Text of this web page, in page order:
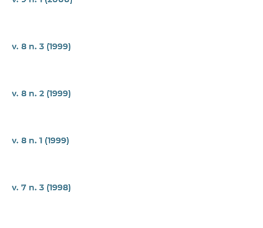
v. 8 n. 3 (1999)
v. 8 n. 2 (1999)
v. 8 n. 1 (1999)
v. 7 n. 3 (1998)